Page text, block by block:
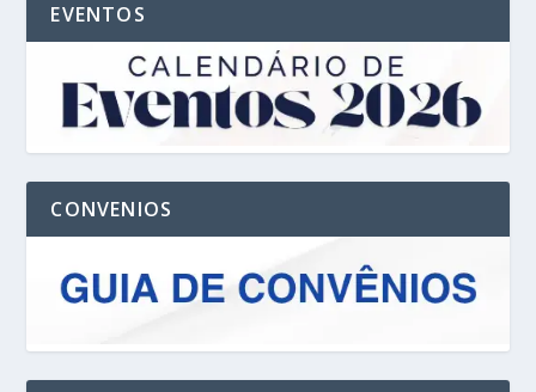
EVENTOS
CONVENIOS